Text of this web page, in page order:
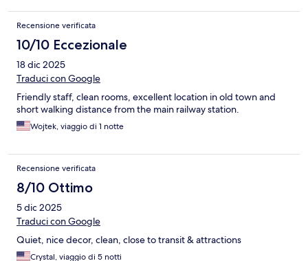
Recensione verificata
10/10 Eccezionale
18 dic 2025
Traduci con Google
Friendly staff, clean rooms, excellent location in old town and
short walking distance from the main railway station.
Wojtek, viaggio di 1 notte
Recensione verificata
8/10 Ottimo
5 dic 2025
Traduci con Google
Quiet, nice decor, clean, close to transit & attractions
Crystal, viaggio di 5 notti